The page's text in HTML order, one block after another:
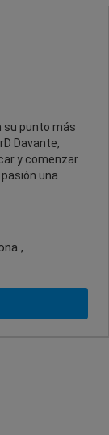
su punto más
Davante,
y comenzar
una
,